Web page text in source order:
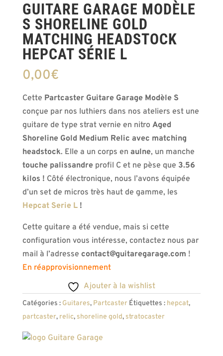
GUITARE GARAGE MODÈLE
S SHORELINE GOLD
MATCHING HEADSTOCK
HEPCAT SÉRIE L
0,00€
Cette Partcaster Guitare Garage Modèle S
conçue par nos luthiers dans nos ateliers est une
guitare de type strat vernie en nitro Aged
Shoreline Gold Medium Relic avec matching
headstock. Elle a un corps en aulne, un manche
touche palissandreprofil C et ne pèse que 3.56
kilos ! Côté électronique, nous l’avons équipée
d’un set de micros très haut de gamme, les
Hepcat Serie L!
Cette guitare a été vendue, mais si cette
configuration vous intéresse, contactez nous par
mail à l’adresse contact@guitaregarage.com !
En réapprovisionnement
Ajouter à la wishlist
Catégories : Guitares, Partcaster Étiquettes : hepcat,
partcaster, relic, shoreline gold, stratocaster